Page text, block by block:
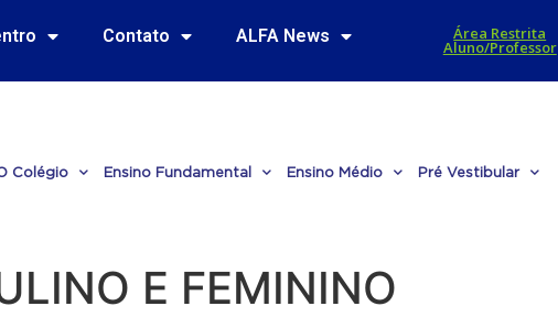
Contato ALFA News Área Restrita
Aluno/Professor
Colégio Ensino Fundamental Ensino Médio Pré Vestibular
E FEMININO